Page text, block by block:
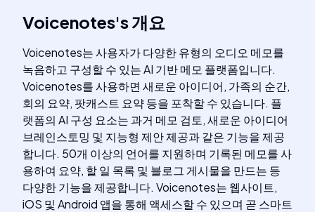
Voicenotes's개요
Voicenotes는 사용자가 다양한 유형의 오디오 메모를
녹음하고 구성할 수 있는 AI 기반 메모 플랫폼입니다.
Voicenotes를 사용하면 새로운 아이디어, 가족의 순간,
회의 요약, 팟캐스트 요약 등을 포착할 수 있습니다. 플
랫폼의 AI 구성 요소는 과거 메모 검토, 새로운 아이디어
브레인스토밍 및 지능형 제안 제공과 같은 기능을 제공
합니다. 50개 이상의 언어를 지원하며 기록된 메모를 사
용하여 요약, 할 일 목록 및 블로그 게시물을 만드는 등
다양한 기능을 제공합니다. Voicenotes는 웹사이트,
iOS 및 Android 앱을 통해 액세스할 수 있으며 곧 스마트